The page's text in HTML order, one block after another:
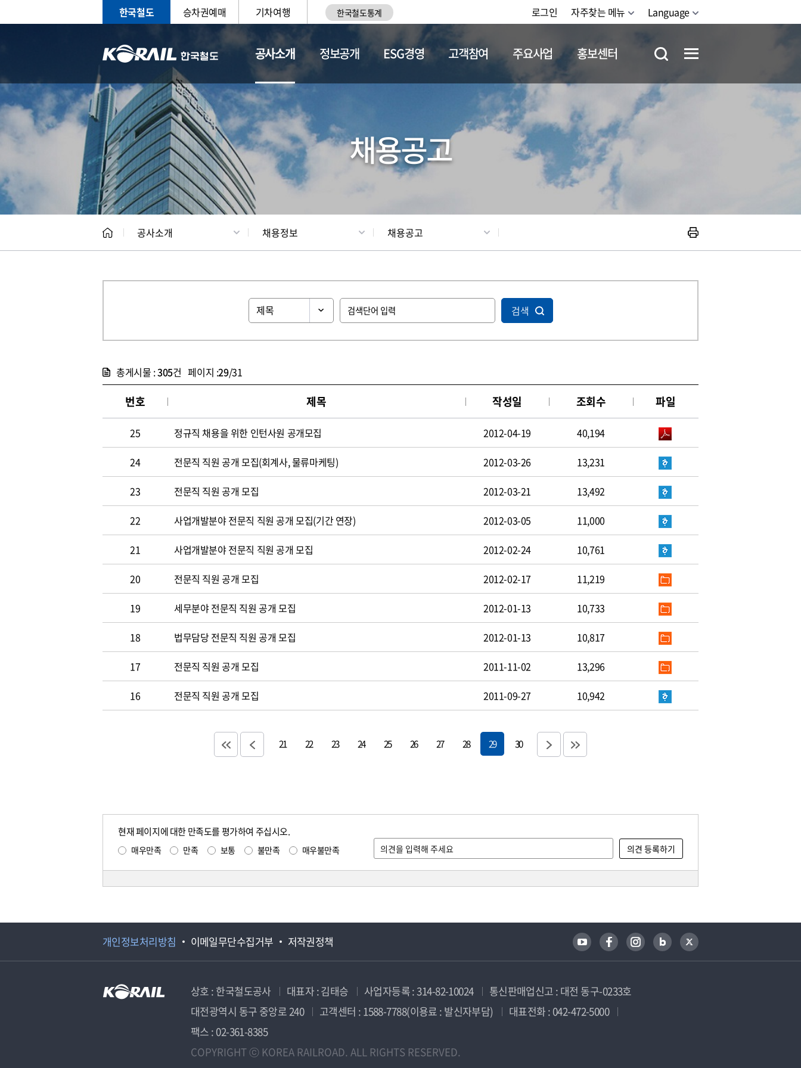
한국철도 승차권예매 기차여행 한국철도통계 로그인 자주찾는 메뉴 Language
공사소개
CEO 일반현황 채용정보
정보공개 ESG경영 고객참여 주요사업 홍보센터
채용공고
공사소개 채용정보 채용공고
검색
총게시물 :305건 페이지 :29/31
번호 제목 작성일 조회수 파일
25 정규직 채용을 위한 인턴사원 공개모집 2012-04-19 40,194
24 전문직 직원 공개 모집(회계사, 물류마케팅) 2012-03-26 13,231
23 전문직 직원 공개 모집 2012-03-21 13,492
22 사업개발분야 전문직 직원 공개 모집(기간 연장) 2012-03-05 11,000
21 사업개발분야 전문직 직원 공개 모집 2012-02-24 10,761
20 전문직 직원 공개 모집 2012-02-17 11,219
19 세무분야 전문직 직원 공개 모집 2012-01-13 10,733
18 법무담당 전문직 직원 공개 모집 2012-01-13 10,817
17 전문직 직원 공개 모집 2011-11-02 13,296
16 전문직 직원 공개 모집 2011-09-27 10,942
21 22 23 24 25 26 27 28 29 30
현재 페이지에 대한 만족도를 평가하여 주십시오.
매우만족 만족 보통 불만족 매우불만족
개인정보처리방침 이메일무단수집거부 저작권정책
상호 : 한국철도공사 대표자 : 김태승 사업자등록 : 314-82-10024
통신판매업신고 : 대전 동구-0233호
대전광역시 동구 중앙로 240
고객센터 : 1588-7788(이용료 : 발신자부담)
대표전화 : 042-472-5000
팩스 : 02-361-8385
COPYRIGHT ⓒ KOREA RAILROAD. ALL RIGHTS RESERVED.